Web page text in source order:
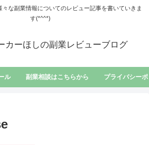
な副業情報についてのレビュー記事を書いていきま
す(*^^*)
カーほしの副業レビューブログ
ル 副業相談はこちらから プライバシー